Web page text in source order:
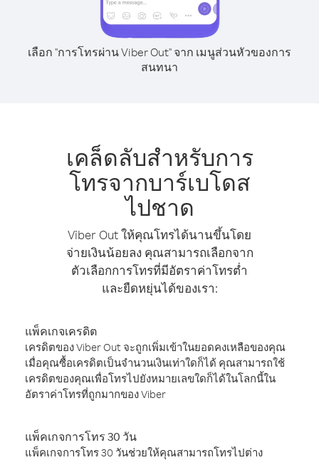
เลือก "การโทรผ่าน Viber Out" จาก เมนูส่วนหัวของการ
สนทนา
เคล็ดลับสำหรับการ
โทรจากบาร์เบโดส
ไปชาด
Viber Out ให้คุณโทรได้นานขึ้นโดย
จ่ายเงินน้อยลง คุณสามารถเลือกจาก
ตัวเลือกการโทรที่มีอัตราค่าโทรต่ำ
และยืดหยุ่นได้ของเรา:
แพ็คเกจเครดิต
เครดิตของ Viber Out จะถูกเพิ่มเข้าในยอดคงเหลือของคุณ
เมื่อคุณซื้อเครดิตเป็นจำนวนเงินเท่าใดก็ได้ คุณสามารถใช้
เครดิตของคุณเพื่อโทรไปยังหมายเลขใดก็ได้ในโลกนี้ใน
อัตราค่าโทรที่ถูกมากของ Viber
แพ็คเกจการโทร 30 วัน
แพ็คเกจการโทร 30 วันช่วยให้คุณสามารถโทรไปต่าง